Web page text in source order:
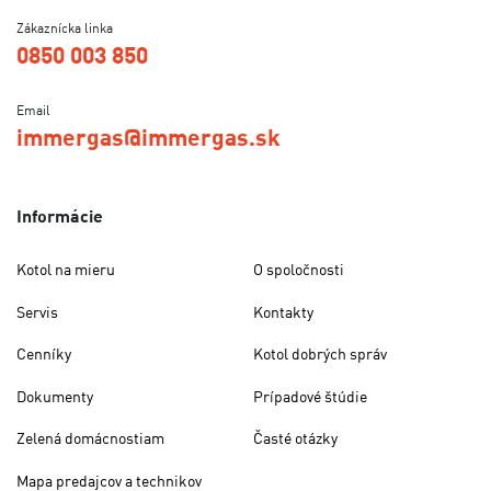
Zákaznícka linka
0850 003 850
Email
immergas@immergas.sk
Informácie
Kotol na mieru
Servis
Cenníky
Dokumenty
Zelená domácnostiam
Mapa predajcov a technikov
O spoločnosti
Kontakty
Kotol dobrých správ
Prípadové štúdie
Časté otázky